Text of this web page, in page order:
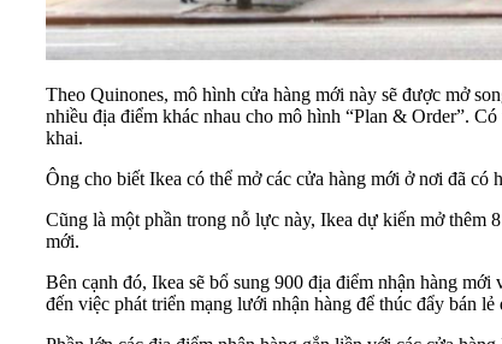
Theo Quinones, mô hình cửa hàng mới này sẽ được mở
nhiều địa điểm khác nhau cho mô hình “Plan & Order”.
khai.
Ông cho biết Ikea có thể mở các cửa hàng mới ở nơi đã
Cũng là một phần trong nỗ lực này, Ikea dự kiến mở thêm
mới.
Bên cạnh đó, Ikea sẽ bổ sung 900 địa điểm nhận hàng
đến việc phát triển mạng lưới nhận hàng để thúc đẩy bán lẻ